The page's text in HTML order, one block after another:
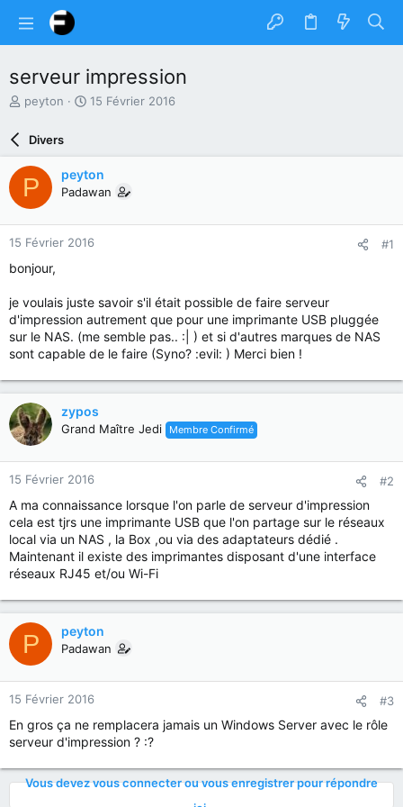
serveur impression
A
e
u
r
d
u
s
u
peyton
D
e
d
b
u
15 Février 2016
Divers
P peyton
Padawan
15 Février 2016 #1
bonjour,
je voulais juste savoir s'il était possible de faire serveur
d'impression autrement que pour une imprimante USB pluggée
sur le NAS. (me semble pas.. :| ) et si d'autres marques de NAS
sont capable de le faire (Syno? :evil: ) Merci bien !
zypos
Grand Maître Jedi Membre Confirmé
15 Février 2016 #2
A ma connaissance lorsque l'on parle de serveur d'impression
cela est tjrs une imprimante USB que l'on partage sur le réseaux
local via un NAS , la Box ,ou via des adaptateurs dédié .
Maintenant il existe des imprimantes disposant d'une interface
réseaux RJ45 et/ou Wi-Fi
P peyton
Padawan
15 Février 2016 #3
En gros ça ne remplacera jamais un Windows Server avec le rôle
serveur d'impression ? :?
Vous devez vous connecter ou vous enregistrer pour répondre